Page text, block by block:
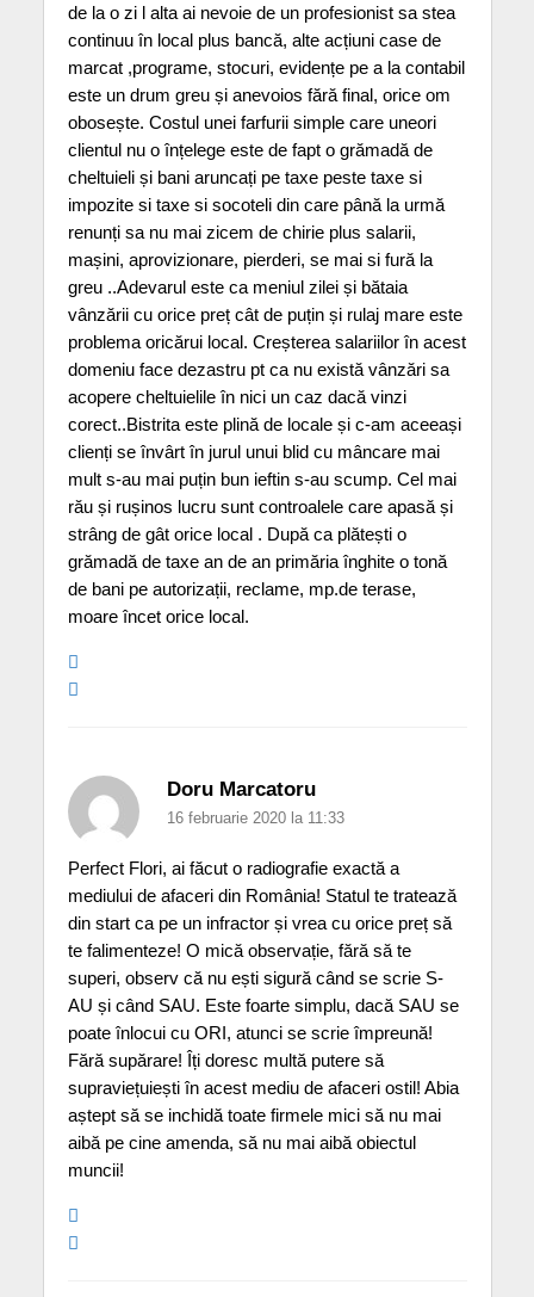
de la o zi l alta ai nevoie de un profesionist sa stea
continuu în local plus bancă, alte acțiuni case de
marcat ,programe, stocuri, evidențe pe a la contabil
este un drum greu și anevoios fără final, orice om
obosește. Costul unei farfurii simple care uneori
clientul nu o înțelege este de fapt o grămadă de
cheltuieli și bani aruncați pe taxe peste taxe si
impozite si taxe si socoteli din care până la urmă
renunți sa nu mai zicem de chirie plus salarii,
mașini, aprovizionare, pierderi, se mai si fură la
greu ..Adevarul este ca meniul zilei și bătaia
vânzării cu orice preț cât de puțin și rulaj mare este
problema oricărui local. Creșterea salariilor în acest
domeniu face dezastru pt ca nu există vânzări sa
acopere cheltuielile în nici un caz dacă vinzi
corect..Bistrita este plină de locale și c-am aceeași
clienți se învârt în jurul unui blid cu mâncare mai
mult s-au mai puțin bun ieftin s-au scump. Cel mai
rău și rușinos lucru sunt controalele care apasă și
strâng de gât orice local . După ca plătești o
grămadă de taxe an de an primăria înghite o tonă
de bani pe autorizații, reclame, mp.de terase,
moare încet orice local.
Doru Marcatoru
16 februarie 2020 la 11:33
Perfect Flori, ai făcut o radiografie exactă a
mediului de afaceri din România! Statul te tratează
din start ca pe un infractor și vrea cu orice preț să
te falimenteze! O mică observație, fără să te
superi, observ că nu ești sigură când se scrie S-
AU și când SAU. Este foarte simplu, dacă SAU se
poate înlocui cu ORI, atunci se scrie împreună!
Fără supărare! Îți doresc multă putere să
supraviețuiești în acest mediu de afaceri ostil! Abia
aștept să se inchidă toate firmele mici să nu mai
aibă pe cine amenda, să nu mai aibă obiectul
muncii!